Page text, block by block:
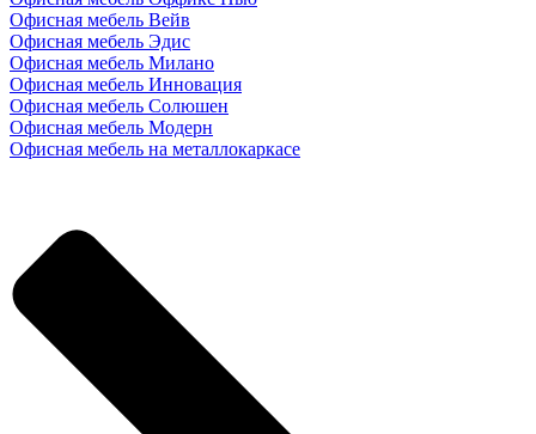
Офисная мебель Вейв
Офисная мебель Эдис
Офисная мебель Милано
Офисная мебель Инновация
Офисная мебель Солюшен
Офисная мебель Модерн
Офисная мебель на металлокаркасе